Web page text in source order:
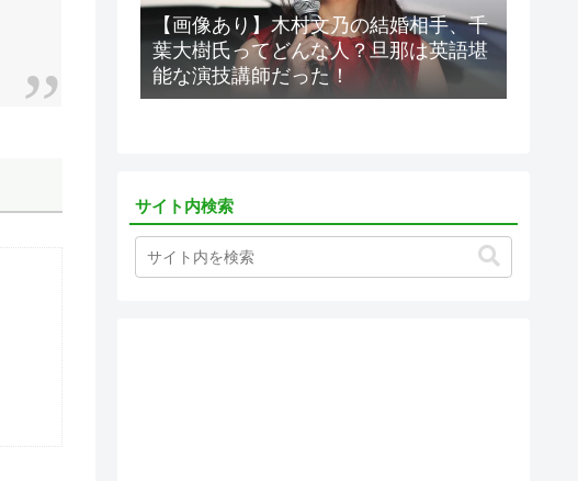
【画像あり】木村文乃の結婚相手、千
葉大樹氏ってどんな人？旦那は英語堪
能な演技講師だった！
サイト内検索